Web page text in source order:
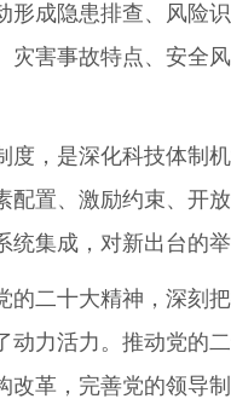
成隐患排查、风险
害事故特点、安全
是深化科技体制
置、激励约束、开
集成，对新出台的
十大精神，深刻把
力活力。推动党的
革，完善党的领导